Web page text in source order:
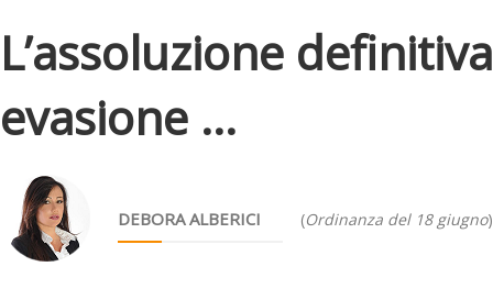
L’assoluzione
evasione ...
DEBORA ALBERICI (Ordinanza del 18 giugno)